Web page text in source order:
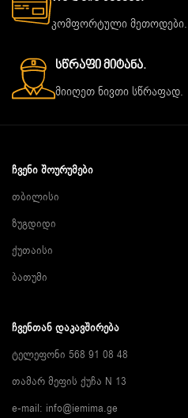
კომფორტული მეთოდები.
Სწრაფი Მიტანა.
მიიღეთ ნივთი სწრაფად.
ᲩᲕᲔᲜᲘ ᲨᲝᲣᲠᲣᲛᲔᲑᲘ
თბილისი
ზუგდიდი
ქუთაისი
ბათუმი
ᲩᲕᲔᲜᲗᲐᲜ ᲓᲐᲙᲐᲕᲨᲘᲠᲔᲑᲐ
ტელეფონი 568 91 08 48
თამარ მეფის ქუჩა N 13
e-mail: info@iemima.ge